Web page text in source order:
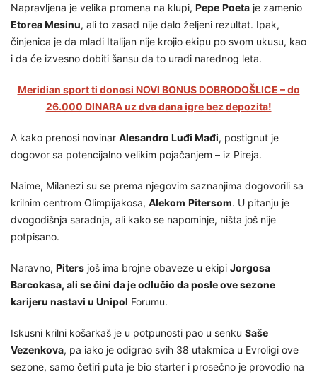
Napravljena je velika promena na klupi, Pepe Poeta je zamenio
Etorea Mesinu, ali to zasad nije dalo željeni rezultat. Ipak,
činjenica je da mladi Italijan nije krojio ekipu po svom ukusu, kao
i da će izvesno dobiti šansu da to uradi narednog leta.
Meridian sport ti donosi NOVI BONUS DOBRODOŠLICE – do
26.000 DINARA uz dva dana igre bez depozita!
A kako prenosi novinar Alesandro Luđi Mađi, postignut je
dogovor sa potencijalno velikim pojačanjem – iz Pireja.
Naime, Milanezi su se prema njegovim saznanjima dogovorili sa
krilnim centrom Olimpijakosa, Alekom Pitersom. U pitanju je
dvogodišnja saradnja, ali kako se napominje, ništa još nije
potpisano.
Naravno, Piters još ima brojne obaveze u ekipi Jorgosa
Barcokasa, ali se čini da je odlučio da posle ove sezone
karijeru nastavi u Unipol Forumu.
Iskusni krilni košarkaš je u potpunosti pao u senku Saše
Vezenkova, pa iako je odigrao svih 38 utakmica u Evroligi ove
sezone, samo četiri puta je bio starter i prosečno je provodio na